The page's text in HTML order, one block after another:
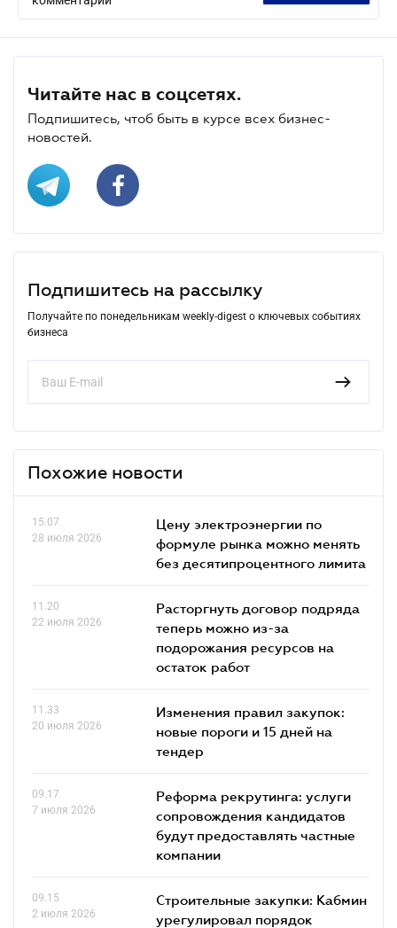
Читайте нас в соцсетях.
Подпишитесь, чтоб быть в курсе всех бизнес-
новостей.
Подпишитесь на рассылку
Получайте по понедельникам weekly-digest о ключевых событиях
бизнеса
Похожие новости
15.07
28 июля 2026
Цену электроэнергии по
формуле рынка можно менять
без десятипроцентного лимита
11.20
22 июля 2026
Расторгнуть договор подряда
теперь можно из-за
подорожания ресурсов на
остаток работ
11.33
20 июля 2026
Изменения правил закупок:
новые пороги и 15 дней на
тендер
09.17
7 июля 2026
Реформа рекрутинга: услуги
сопровождения кандидатов
будут предоставлять частные
компании
09.15
2 июля 2026
Строительные закупки: Кабмин
урегулировал порядок